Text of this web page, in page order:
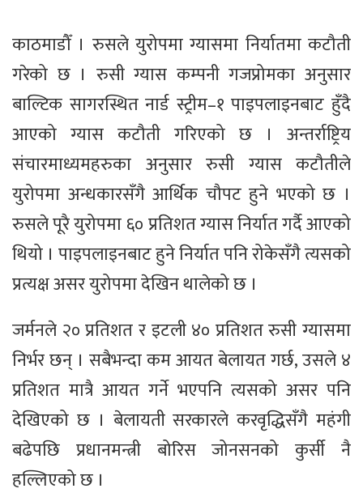
काठमाडौँ । रुसले युरोपमा ग्यासमा निर्यातमा कटौती
गरेको छ । रुसी ग्यास कम्पनी गजप्रोमका अनुसार
बाल्टिक सागरस्थित नार्ड स्ट्रीम–१ पाइपलाइनबाट हुँदै
आएको ग्यास कटौती गरिएको छ । अन्तर्राष्ट्रिय
संचारमाध्यमहरुका अनुसार रुसी ग्यास कटौतीले
युरोपमा अन्धकारसँगै आर्थिक चौपट हुने भएको छ ।
रुसले पूरै युरोपमा ६० प्रतिशत ग्यास निर्यात गर्दै आएको
थियो । पाइपलाइनबाट हुने निर्यात पनि रोकेसँगै त्यसको
प्रत्यक्ष असर युरोपमा देखिन थालेको छ ।
जर्मनले २० प्रतिशत र इटली ४० प्रतिशत रुसी ग्यासमा
निर्भर छन् । सबैभन्दा कम आयत बेलायत गर्छ, उसले ४
प्रतिशत मात्रै आयत गर्ने भएपनि त्यसको असर पनि
देखिएको छ । बेलायती सरकारले करवृद्धिसँगै महंगी
बढेपछि प्रधानमन्त्री बोरिस जोनसनको कुर्सी नै
हल्लिएको छ ।